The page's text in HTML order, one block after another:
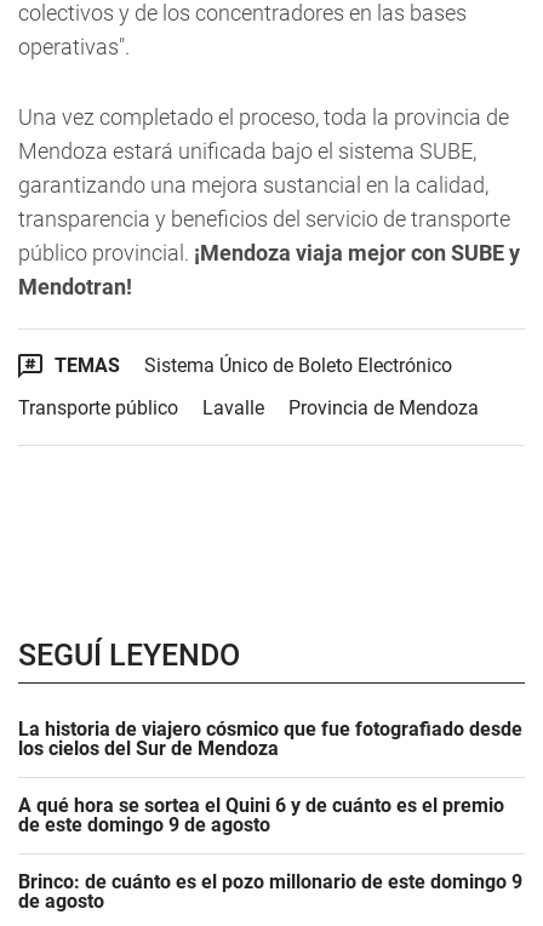
colectivos y de los concentradores en las bases
operativas".
Una vez completado el proceso, toda la provincia de
Mendoza estará unificada bajo el sistema SUBE,
garantizando una mejora sustancial en la calidad,
transparencia y beneficios del servicio de transporte
público provincial. ¡Mendoza viaja mejor con SUBE y
Mendotran!
TEMAS
Sistema Único de Boleto Electrónico
Transporte público
Lavalle Provincia de Mendoza
SEGUÍ LEYENDO
La historia de viajero cósmico que fue fotografiado desde
los cielos del Sur de Mendoza
A qué hora se sortea el Quini 6 y de cuánto es el premio
de este domingo 9 de agosto
Brinco: de cuánto es el pozo millonario de este domingo 9
de agosto